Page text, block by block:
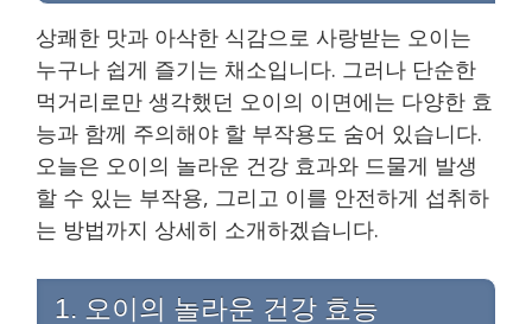
상쾌한 맛과 아삭한 식감으로 사랑받는 오이는
누구나 쉽게 즐기는 채소입니다. 그러나 단순한
먹거리로만 생각했던 오이의 이면에는 다양한 효
능과 함께 주의해야 할 부작용도 숨어 있습니다.
오늘은 오이의 놀라운 건강 효과와 드물게 발생
할 수 있는 부작용, 그리고 이를 안전하게 섭취하
는 방법까지 상세히 소개하겠습니다.
1. 오이의 놀라운 건강 효능